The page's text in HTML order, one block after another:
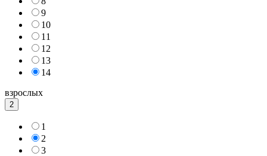
9
10
11
12
13
14
взрослых
2
1
2
3